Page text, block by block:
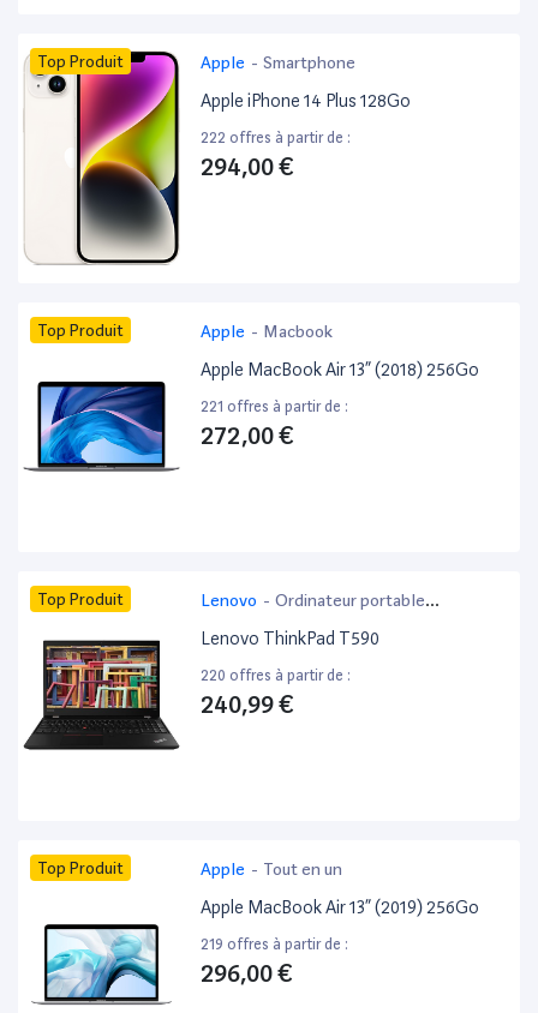
Top Produit Apple - Smartphone
Apple iPhone 14 Plus 128Go
222 offres à partir de :
294,00 €
Top Produit Apple - Macbook
Apple MacBook Air 13” (2018) 256Go
221 offres à partir de :
272,00 €
Top Produit Lenovo - Ordinateur portable
bureautique
Lenovo ThinkPad T590
220 offres à partir de :
240,99 €
Top Produit Apple - Tout en un
Apple MacBook Air 13” (2019) 256Go
219 offres à partir de :
296,00 €